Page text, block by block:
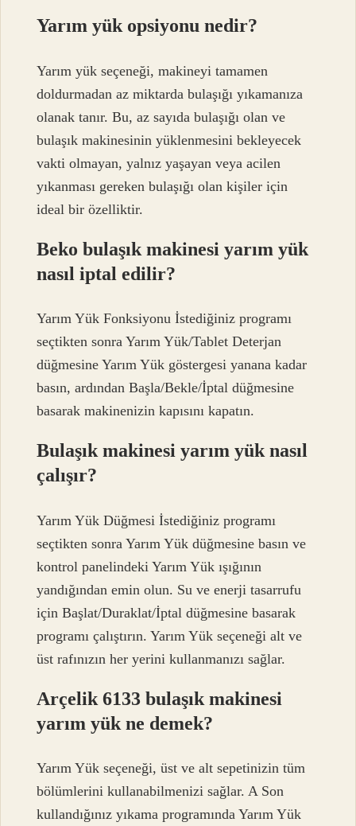
Yarım yük opsiyonu nedir?
Yarım yük seçeneği, makineyi tamamen
doldurmadan az miktarda bulaşığı yıkamanıza
olanak tanır. Bu, az sayıda bulaşığı olan ve
bulaşık makinesinin yüklenmesini bekleyecek
vakti olmayan, yalnız yaşayan veya acilen
yıkanması gereken bulaşığı olan kişiler için
ideal bir özelliktir.
Beko bulaşık makinesi yarım yük
nasıl iptal edilir?
Yarım Yük Fonksiyonu İstediğiniz programı
seçtikten sonra Yarım Yük/Tablet Deterjan
düğmesine Yarım Yük göstergesi yanana kadar
basın, ardından Başla/Bekle/İptal düğmesine
basarak makinenizin kapısını kapatın.
Bulaşık makinesi yarım yük nasıl
çalışır?
Yarım Yük Düğmesi İstediğiniz programı
seçtikten sonra Yarım Yük düğmesine basın ve
kontrol panelindeki Yarım Yük ışığının
yandığından emin olun. Su ve enerji tasarrufu
için Başlat/Duraklat/İptal düğmesine basarak
programı çalıştırın. Yarım Yük seçeneği alt ve
üst rafınızın her yerini kullanmanızı sağlar.
Arçelik 6133 bulaşık makinesi
yarım yük ne demek?
Yarım Yük seçeneği, üst ve alt sepetinizin tüm
bölümlerini kullanabilmenizi sağlar. A Son
kullandığınız yıkama programında Yarım Yük